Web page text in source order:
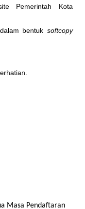
Pemerintah Kota
bentuk softcopy
Masa Pendaftaran